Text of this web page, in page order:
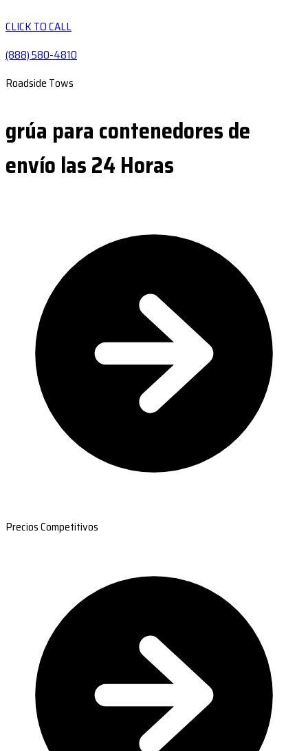
CLICK TO CALL
(888) 580-4810
Roadside Tows
grúa para contenedores de
envío las 24 Horas
Precios Competitivos